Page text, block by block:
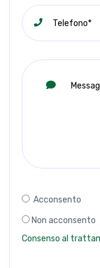
Acconsento
Non acconsento
Consenso al